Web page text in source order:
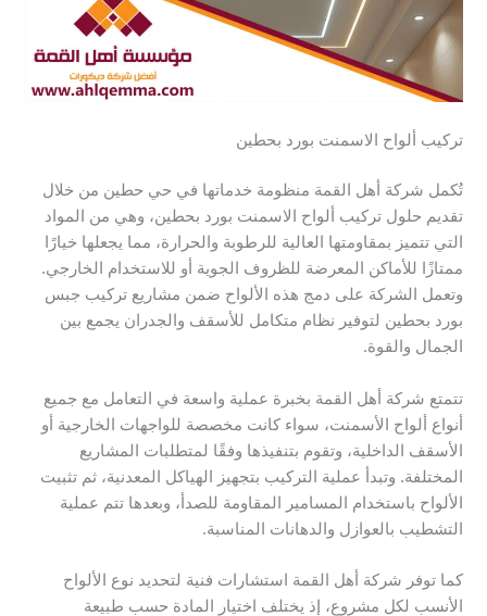
تركيب ألواح الاسمنت بورد بحطين
تُكمل شركة أهل القمة منظومة خدماتها في حي حطين من خلال
تقديم حلول تركيب ألواح الاسمنت بورد بحطين، وهي من المواد
التي تتميز بمقاومتها العالية للرطوبة والحرارة، مما يجعلها خيارًا
ممتازًا للأماكن المعرضة للظروف الجوية أو للاستخدام الخارجي.
وتعمل الشركة على دمج هذه الألواح ضمن مشاريع تركيب جبس
بورد بحطين لتوفير نظام متكامل للأسقف والجدران يجمع بين
الجمال والقوة.
تتمتع شركة أهل القمة بخبرة عملية واسعة في التعامل مع جميع
أنواع ألواح الأسمنت، سواء كانت مخصصة للواجهات الخارجية أو
الأسقف الداخلية، وتقوم بتنفيذها وفقًا لمتطلبات المشاريع
المختلفة. وتبدأ عملية التركيب بتجهيز الهياكل المعدنية، ثم تثبيت
الألواح باستخدام المسامير المقاومة للصدأ، وبعدها تتم عملية
التشطيب بالعوازل والدهانات المناسبة.
كما توفر شركة أهل القمة استشارات فنية لتحديد نوع الألواح
الأنسب لكل مشروع، إذ يختلف اختيار المادة حسب طبيعة